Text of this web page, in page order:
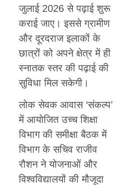
जुलाई 2026 से पढ़ाई शुरू
कराई जाए। इससे ग्रामीण
और दूरदराज इलाकों के
छात्रों को अपने क्षेत्र में ही
स्नातक स्तर की पढ़ाई की
सुविधा मिल सकेगी।
लोक सेवक आवास ‘संकल्प’
में आयोजित उच्च शिक्षा
विभाग की समीक्षा बैठक में
विभाग के सचिव राजीव
रौशन ने योजनाओं और
विश्वविद्यालयों की मौजूदा